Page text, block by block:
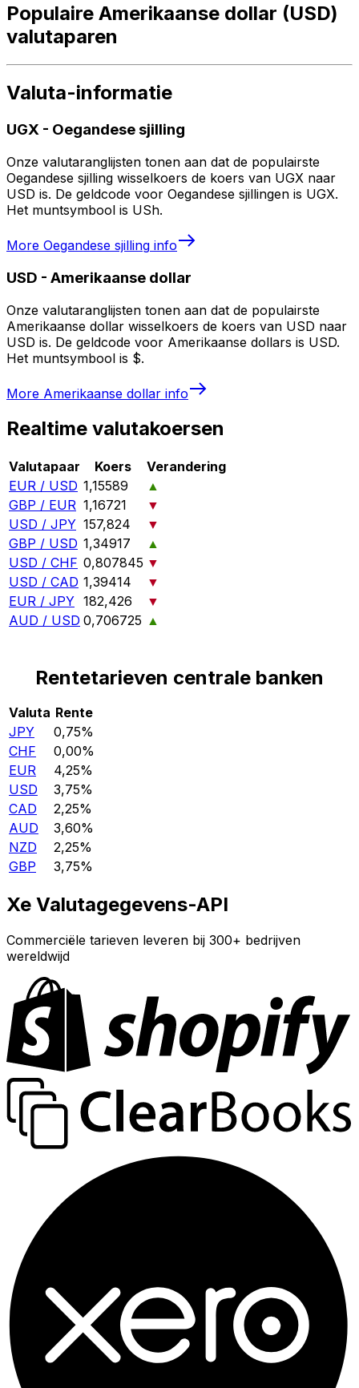
Populaire Amerikaanse dollar (USD)
valutaparen
Valuta-informatie
UGX - Oegandese sjilling
Onze valutaranglijsten tonen aan dat de populairste
Oegandese sjilling wisselkoers de koers van UGX naar
USD is. De geldcode voor Oegandese sjillingen is UGX.
Het muntsymbool is USh.
More Oegandese sjilling info
USD - Amerikaanse dollar
Onze valutaranglijsten tonen aan dat de populairste
Amerikaanse dollar wisselkoers de koers van USD naar
USD is. De geldcode voor Amerikaanse dollars is USD.
Het muntsymbool is $.
More Amerikaanse dollar info
Realtime valutakoersen
Valutapaar Koers
Verandering
EUR / USD 1,15589
▲
GBP / EUR 1,16721
▼
USD / JPY 157,824
▼
GBP / USD 1,34917
▲
USD / CHF 0,807845 ▼
USD / CAD 1,39414
▼
EUR / JPY 182,426
▼
AUD / USD 0,706725 ▲
Rentetarieven centrale banken
Valuta Rente
JPY
0,75%
CHF
0,00%
EUR
4,25%
USD
3,75%
CAD
2,25%
AUD
3,60%
NZD
2,25%
GBP
3,75%
Xe Valutagegevens-API
Commerciële tarieven leveren bij 300+ bedrijven
wereldwijd